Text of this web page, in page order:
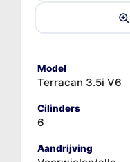
Model
Terracan 3.5i V6
Cilinders
6
Aandrijving